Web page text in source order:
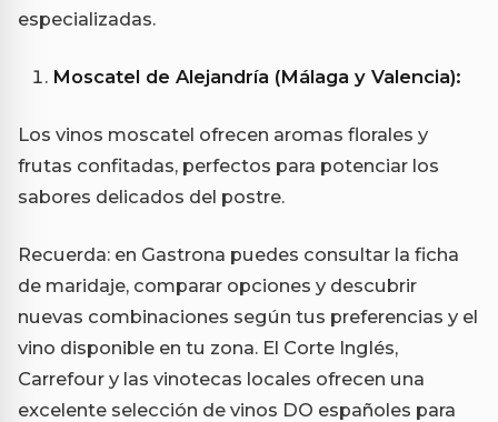
especializadas.
Moscatel de Alejandría (Málaga y Valencia):
Los vinos moscatel ofrecen aromas florales y
frutas confitadas, perfectos para potenciar los
sabores delicados del postre.
Recuerda: en Gastrona puedes consultar la ficha
de maridaje, comparar opciones y descubrir
nuevas combinaciones según tus preferencias y el
vino disponible en tu zona. El Corte Inglés,
Carrefour y las vinotecas locales ofrecen una
excelente selección de vinos DO españoles para